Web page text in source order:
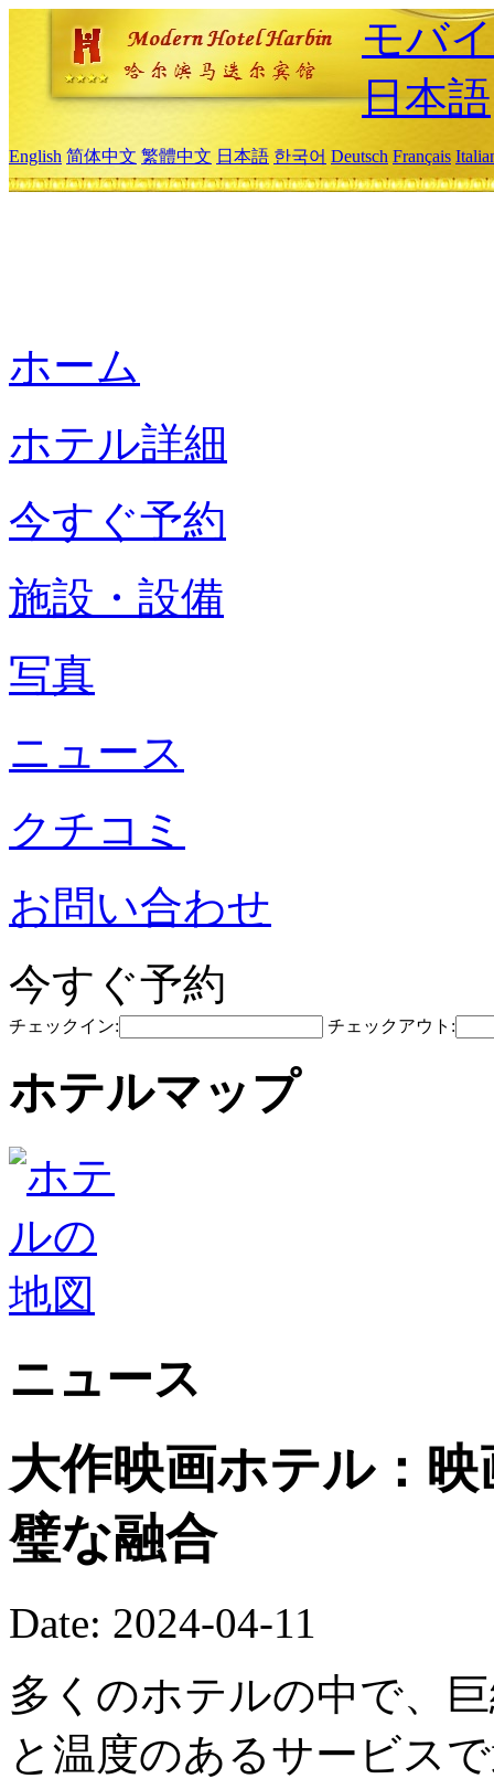
モバ
日本語
English 简体中文 繁體中文 日本語 한국어 Deutsch Français
ホーム
ホテル詳細
今すぐ予約
施設・設備
写真
ニュース
クチコミ
お問い合わせ
今すぐ予約
チェックイン: チェックアウト:
ホテルマップ
ニュース
大作映画ホテル：
璧な融合
Date: 2024-04-11
多くのホテルの中で、
と温度のあるサービス